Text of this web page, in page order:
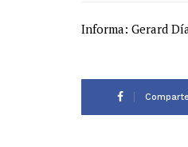
Informa: Gerard